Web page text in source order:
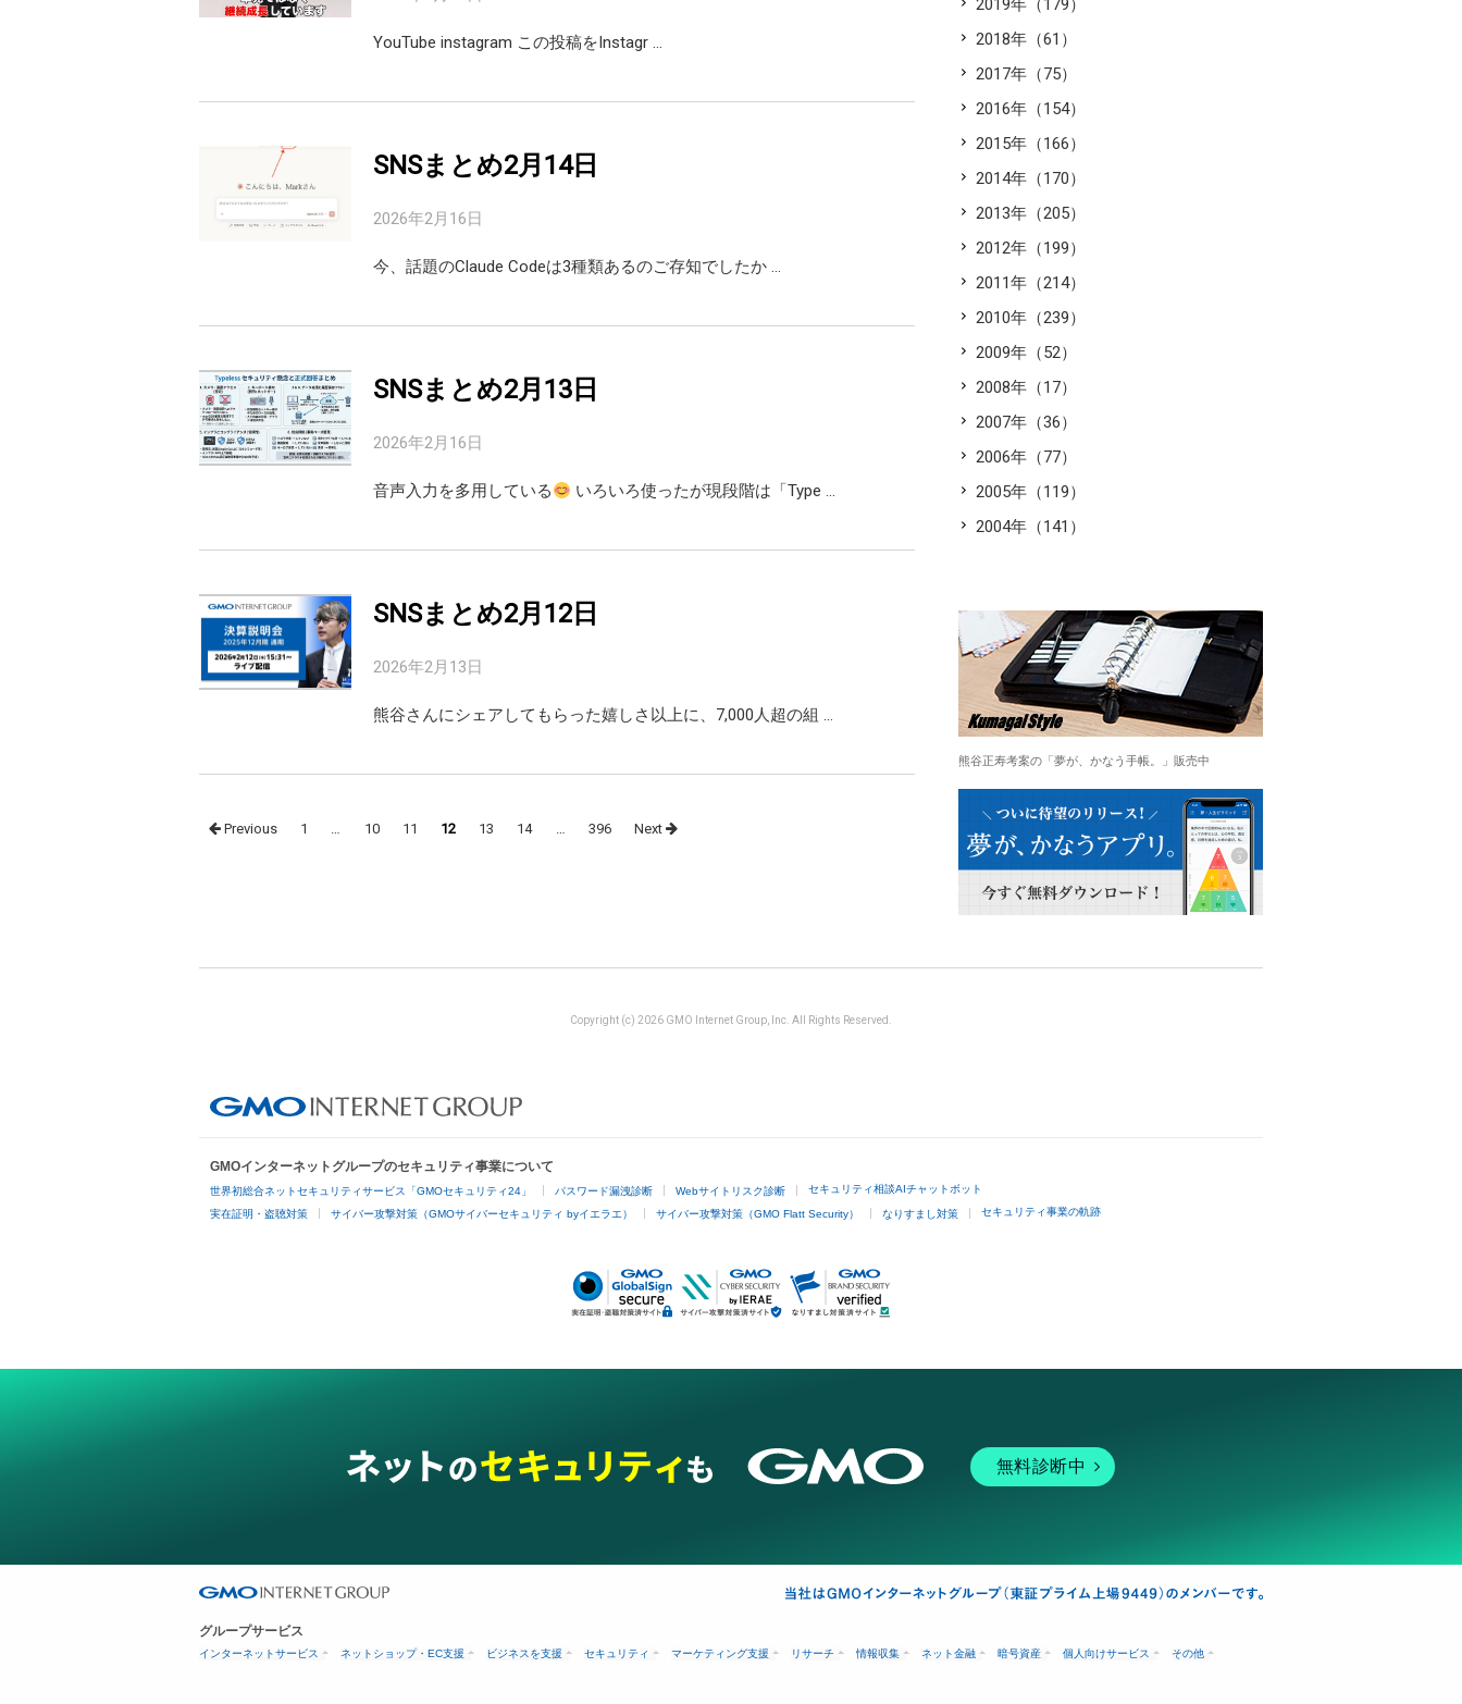
YouTube instagram この投稿をInstagr …
SNSまとめ2月14日
2026年2月16日
今、話題のClaude Codeは3種類あるのご存知でしたか …
SNSまとめ2月13日
2026年2月16日
音声入力を多用している いろいろ使ったが現段階は「Type …
SNSまとめ2月12日
2026年2月13日
熊谷さんにシェアしてもらった嬉しさ以上に、7,000人超の組 …
PostsPrevious 1 … 10 11 12 13 14 … 396 Next
2019年（179）
2018年（61）
2017年（75）
2016年（154）
2015年（166）
2014年（170）
2013年（205）
2012年（199）
2011年（214）
2010年（239）
2009年（52）
2008年（17）
2007年（36）
2006年（77）
2005年（119）
2004年（141）
熊谷正寿考案の「夢が、かなう手帳。」販売中
Copyright (c) 2026 GMO Internet Group, Inc. All Rights Reserved.
GMOインターネットグループのセキュリティ事業について
世界初総合ネットセキュリティサービス「GMOセキュリティ24」 パスワード漏洩診断 Webサイトリスク診断 セキュリティ相談AIチャットボット
実在証明・盗聴対策 サイバー攻撃対策（GMOサイバーセキュリティ byイエラエ） サイバー攻撃対策（GMO Flatt Security） なりすまし対策 セキュリティ事業の軌跡
無料診断中
グループサービス
インターネットサービス ネットショップ・EC支援 ビジネスを支援 セキュリティ マーケティング支援 リサーチ 情報収集 ネット金融 暗号資産 個人向けサービス その他